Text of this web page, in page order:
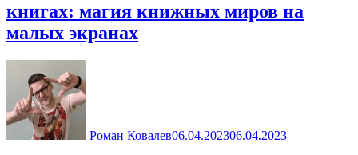
книгах: магия книжных миров на
малых экранах
Роман Ковалев06.04.202306.04.2023